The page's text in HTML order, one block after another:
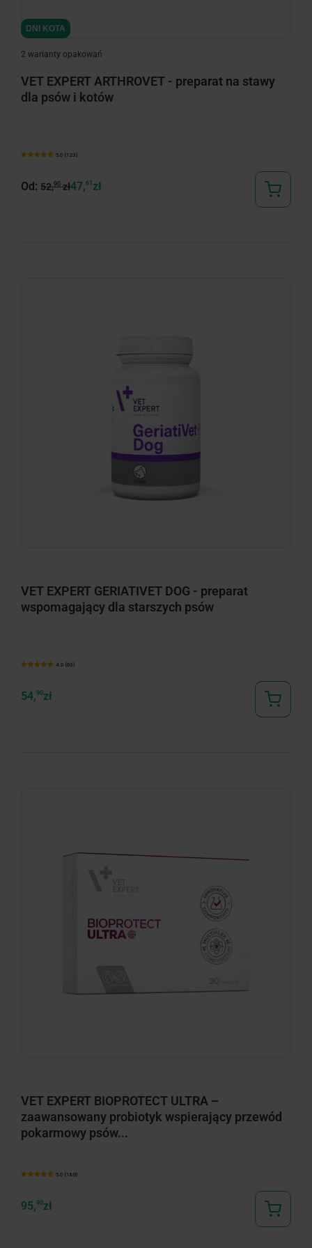
DNI KOTA
2 warianty opakowań
VET EXPERT ARTHROVET - preparat na stawy
dla psów i kotów
5.0 (123)
Od: 52,90zł47,61 zł
VET EXPERT GERIATIVET DOG - preparat
wspomagający dla starszych psów
4.9 (93)
54,90zł
VET EXPERT BIOPROTECT ULTRA –
zaawansowany probiotyk wspierający przewód
pokarmowy psów...
5.0 (189)
95,90zł